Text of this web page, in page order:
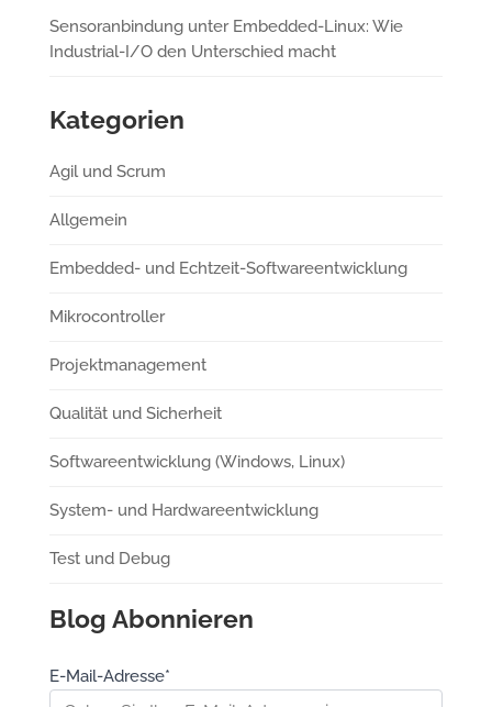
Sensoranbindung unter Embedded-Linux: Wie
Industrial-I/O den Unterschied macht
Kategorien
Agil und Scrum
Allgemein
Embedded- und Echtzeit-Softwareentwicklung
Mikrocontroller
Projektmanagement
Qualität und Sicherheit
Softwareentwicklung (Windows, Linux)
System- und Hardwareentwicklung
Test und Debug
Blog Abonnieren
E-Mail-Adresse*